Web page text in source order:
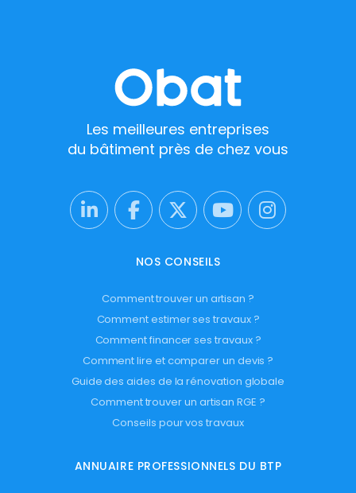
Les meilleures entreprises
du bâtiment près de chez vous
NOS CONSEILS
Comment trouver un artisan ?
Comment estimer ses travaux ?
Comment financer ses travaux ?
Comment lire et comparer un devis ?
Guide des aides de la rénovation globale
Comment trouver un artisan RGE ?
Conseils pour vos travaux
ANNUAIRE PROFESSIONNELS DU BTP